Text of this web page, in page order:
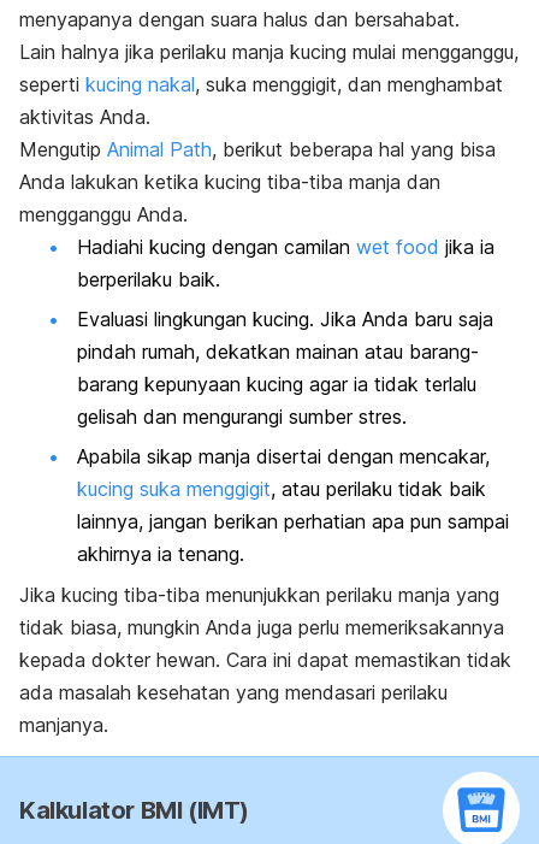
menyapanya dengan suara halus dan bersahabat.
Lain halnya jika perilaku manja kucing mulai mengganggu,
seperti kucing nakal, suka menggigit, dan menghambat
aktivitas Anda.
Mengutip Animal Path, berikut beberapa hal yang bisa
Anda lakukan ketika kucing tiba-tiba manja dan
mengganggu Anda.
Hadiahi kucing dengan camilan wet food jika ia
berperilaku baik.
Evaluasi lingkungan kucing. Jika Anda baru saja
pindah rumah, dekatkan mainan atau barang-
barang kepunyaan kucing agar ia tidak terlalu
gelisah dan mengurangi sumber stres.
Apabila sikap manja disertai dengan mencakar,
kucing suka menggigit, atau perilaku tidak baik
lainnya, jangan berikan perhatian apa pun sampai
akhirnya ia tenang.
Jika kucing tiba-tiba menunjukkan perilaku manja yang
tidak biasa, mungkin Anda juga perlu memeriksakannya
kepada dokter hewan. Cara ini dapat memastikan tidak
ada masalah kesehatan yang mendasari perilaku
manjanya.
Kalkulator BMI (IMT)